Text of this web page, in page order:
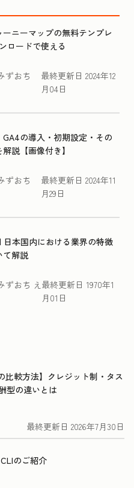
ーニーマップの無料テンプレ
ロードで使える
ずおち
最終更新日 2024年12
月04日
GA4の導入・初期設定・その
説【画像付き】
ずおち
最終更新日 2024年11
月29日
日本国内における業界の特徴
て解説
ずおち え 最終更新日 1970年1
月01日
比較方法】クレジット制・タス
型の違いとは
最終更新日 2026年7月30日
のご紹介